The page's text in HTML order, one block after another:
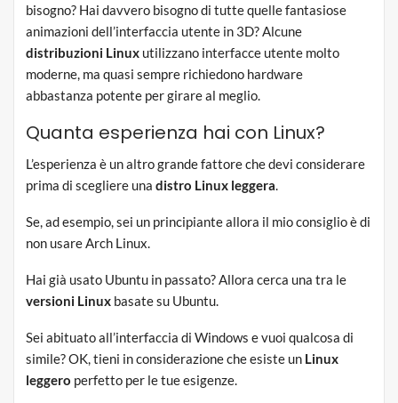
bisogno? Hai davvero bisogno di tutte quelle fantasiose
animazioni dell’interfaccia utente in 3D? Alcune
distribuzioni Linux utilizzano interfacce utente molto
moderne, ma quasi sempre richiedono hardware
abbastanza potente per girare al meglio.
Quanta esperienza hai con Linux?
L’esperienza è un altro grande fattore che devi considerare
prima di scegliere una distro Linux leggera.
Se, ad esempio, sei un principiante allora il mio consiglio è di
non usare Arch Linux.
Hai già usato Ubuntu in passato? Allora cerca una tra le
versioni Linux basate su Ubuntu.
Sei abituato all’interfaccia di Windows e vuoi qualcosa di
simile? OK, tieni in considerazione che esiste un Linux
leggero perfetto per le tue esigenze.